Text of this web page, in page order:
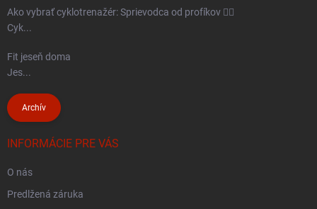
Ako vybrať cyklotrenažér: Sprievodca od profíkov 🚴‍♂️
Cyk...
Fit jeseň doma
Jes...
Archív
INFORMÁCIE PRE VÁS
O nás
Predlžená záruka